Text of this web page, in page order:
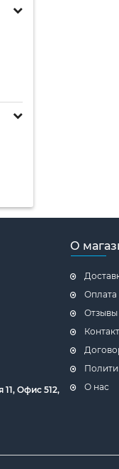
Офис 512,
О
Оплата
Отзывы
О нас